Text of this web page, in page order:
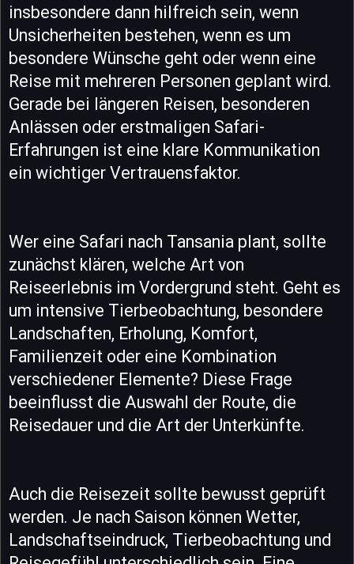
insbesondere dann hilfreich sein, wenn
Unsicherheiten bestehen, wenn es um
besondere Wünsche geht oder wenn eine
Reise mit mehreren Personen geplant wird.
Gerade bei längeren Reisen, besonderen
Anlässen oder erstmaligen Safari-
Erfahrungen ist eine klare Kommunikation
ein wichtiger Vertrauensfaktor.
Wer eine Safari nach Tansania plant, sollte
zunächst klären, welche Art von
Reiseerlebnis im Vordergrund steht. Geht es
um intensive Tierbeobachtung, besondere
Landschaften, Erholung, Komfort,
Familienzeit oder eine Kombination
verschiedener Elemente? Diese Frage
beeinflusst die Auswahl der Route, die
Reisedauer und die Art der Unterkünfte.
Auch die Reisezeit sollte bewusst geprüft
werden. Je nach Saison können Wetter,
Landschaftseindruck, Tierbeobachtung und